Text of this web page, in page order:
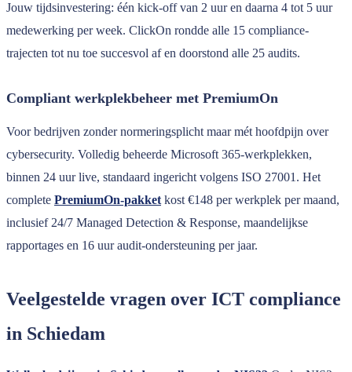
Jouw tijdsinvestering: één kick-off van 2 uur en daarna 4 tot 5 uur
medewerking per week. ClickOn rondde alle 15 compliance-
trajecten tot nu toe succesvol af en doorstond alle 25 audits.
Compliant werkplekbeheer met PremiumOn
Voor bedrijven zonder normeringsplicht maar mét hoofdpijn over
cybersecurity. Volledig beheerde Microsoft 365-werkplekken,
binnen 24 uur live, standaard ingericht volgens ISO 27001. Het
complete PremiumOn-pakketkost €148 per werkplek per maand,
inclusief 24/7 Managed Detection & Response, maandelijkse
rapportages en 16 uur audit-ondersteuning per jaar.
Veelgestelde vragen over ICT compliance
in Schiedam